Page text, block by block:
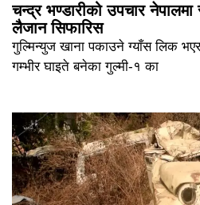
चन्द्र भण्डारीको उपचार
लैजान सिफारिस
गुल्मिन्युज खाना पकाउने ग्याँस लिक
गम्भीर घाइते बनेका गुल्मी-१ का